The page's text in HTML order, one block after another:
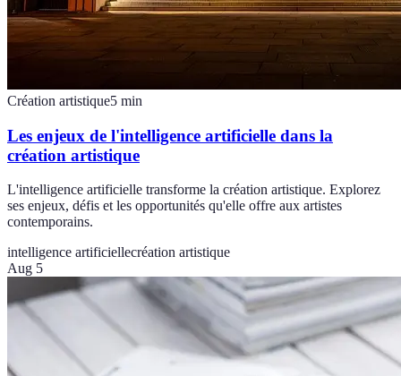
Création artistique5 min
Les enjeux de l'intelligence artificielle dans la
création artistique
L'intelligence artificielle transforme la création artistique. Explorez
ses enjeux, défis et les opportunités qu'elle offre aux artistes
contemporains.
intelligence artificiellecréation artistique
Aug 5